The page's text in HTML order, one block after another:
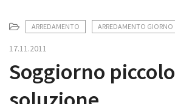
v
g
a
ARREDAMENTO ARREDAMENTO GIORNO
17.11.2011
Soggiorno